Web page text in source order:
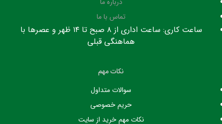
تماس با ما
ساعت کاری: ساعت اداری از ۸ صبح تا ۱۴ ظهر و عصرها با
هماهنگی قبلی
نکات مهم
سوالات متداول
حریم خصوصی
نکات مهم خرید از سایت